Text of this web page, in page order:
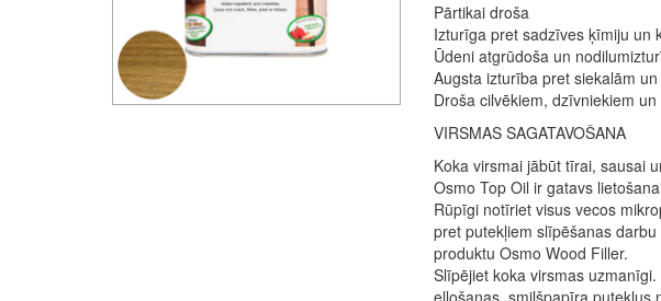
Pārtikai droša
Izturīga pret sadzīves ķīmiju un
Ūdeni atgrūdoša un
Augsta izturība pret siekalām
Droša cilvēkiem, dzīvniekiem un
VIRSMAS SAGATAVOŠANA
Koka virsmai jābūt tīrai, sausai
Osmo Top Oil ir gatavs
Rūpīgi notīriet visus vecos
pret putekļiem slīpēšanas
produktu Osmo Wood Filler.
Slīpējiet koka virsmas
eļļošanas, smilšpapīra putekļus